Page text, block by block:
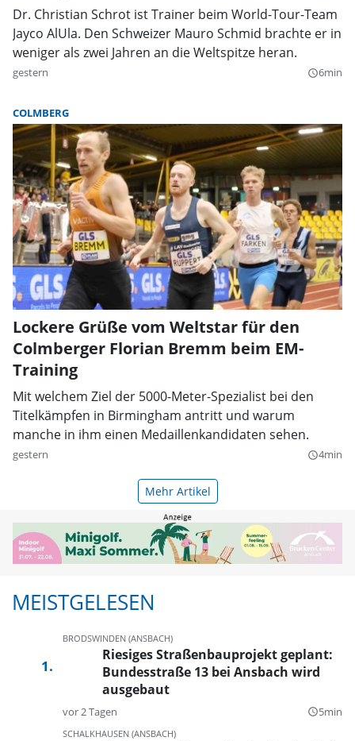
Dr. Christian Schrot ist Trainer beim World-Tour-Team
Jayco AlUla. Den Schweizer Mauro Schmid brachte er in
weniger als zwei Jahren an die Weltspitze heran.
gestern query_builder6min
COLMBERG
Lockere Grüße vom Weltstar für den
Colmberger Florian Bremm beim EM-
Training
Mit welchem Ziel der 5000-Meter-Spezialist bei den
Titelkämpfen in Birmingham antritt und warum
manche in ihm einen Medaillenkandidaten sehen.
gestern query_builder4min
Mehr Artikel
MEISTGELESEN
BRODSWINDEN (ANSBACH)
Riesiges Straßenbauprojekt geplant:
Bundesstraße 13 bei Ansbach wird
ausgebaut
vor 2 Tagen query_builder5min
SCHALKHAUSEN (ANSBACH)